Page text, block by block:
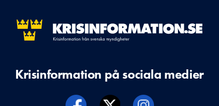
Krisinformation på sociala medier